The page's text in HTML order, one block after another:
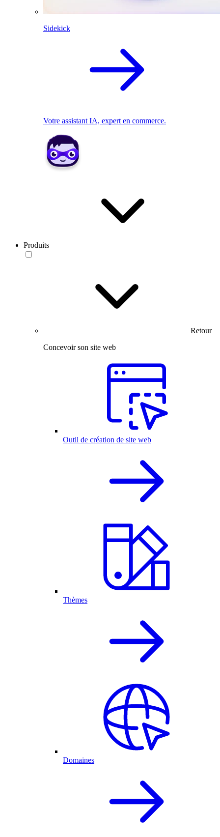
Sidekick
Votre assistant IA, expert en commerce.
Produits
Retour
Concevoir son site web
Outil de création de site web
Thèmes
Domaines